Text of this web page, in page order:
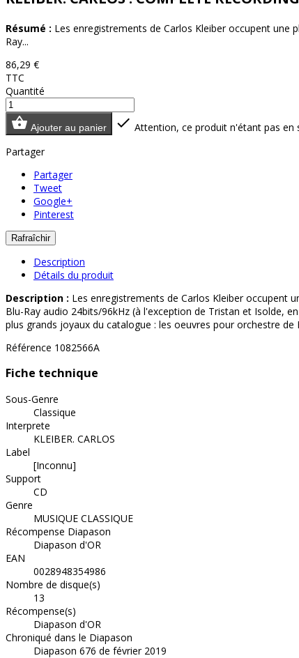
Résumé : Les enregistrements de Carlos Kleiber occupent une
Ray...
86,29 €
TTC
Quantité
 Ajouter au panier  Attention, ce produit n'étant pas en
Partager
Partager
Tweet
Google+
Pinterest
Description
Détails du produit
Description : Les enregistrements de Carlos Kleiber occupent
Blu-Ray audio 24bits/96kHz (à l'exception de Tristan et Isolde,
plus grands joyaux du catalogue : les oeuvres pour orchestre
Référence 1082566A
Fiche technique
Sous-Genre
Classique
Interprete
KLEIBER. CARLOS
Label
[Inconnu]
Support
CD
Genre
MUSIQUE CLASSIQUE
Récompense Diapason
Diapason d'OR
EAN
0028948354986
Nombre de disque(s)
13
Récompense(s)
Diapason d'OR
Chroniqué dans le Diapason
Diapason 676 de février 2019